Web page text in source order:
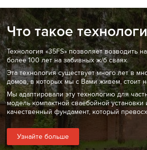
Что такое
Технология «35FS» позволяет возводить
более 100 лет на забивных ж/б сваях.
Эта технология существует много лет в
домов, в которых мы с Вами живем, стоит
Мы адаптировали эту технологию для
модель компактной сваебойной
качественный фундамент, который
Узнайте больше